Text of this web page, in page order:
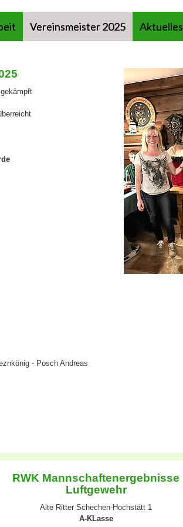
Vereinsmeister 2025 Aktuelles
- Posch Andreas
RWK Mannschaftenergebnisse
Luftgewehr
Alte Ritter Schechen-Hochstätt 1
A-KLasse